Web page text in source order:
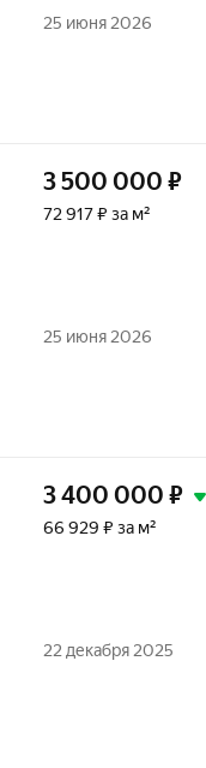
25 июня 2026
3 500 000 ₽
72 917 ₽ за м²
25 июня 2026
3 400 000 ₽
66 929 ₽ за м²
22 декабря 2025